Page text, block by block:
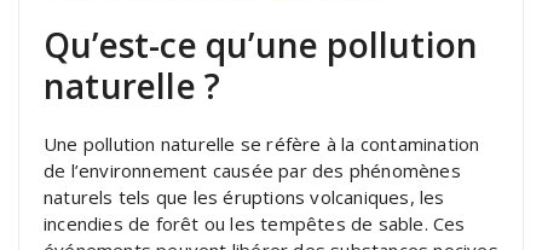
Qu’est-ce qu’une pollution
naturelle ?
Une pollution naturelle se réfère à la contamination
de l’environnement causée par des phénomènes
naturels tels que les éruptions volcaniques, les
incendies de forêt ou les tempêtes de sable. Ces